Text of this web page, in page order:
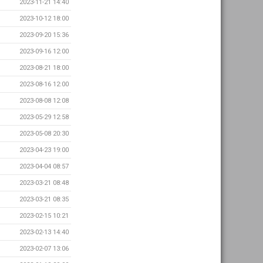
2023-11-21 14:40
2023-10-12 18:00
2023-09-20 15:36
2023-09-16 12:00
2023-08-21 18:00
2023-08-16 12:00
2023-08-08 12:08
2023-05-29 12:58
2023-05-08 20:30
2023-04-23 19:00
2023-04-04 08:57
2023-03-21 08:48
2023-03-21 08:35
2023-02-15 10:21
2023-02-13 14:40
2023-02-07 13:06